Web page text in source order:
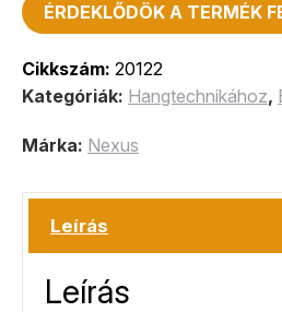
ÉRDEKLŐDÖK A TERMÉK
Cikkszám: 20122
Kategóriák: Hangtechnikához,
Márka: Nexus
Leírás
Leírás